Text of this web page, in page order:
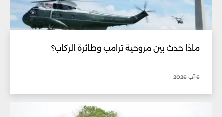
ماذا حدث بين مروحية ترامب وطائرة الركاب؟
6 آب 2026